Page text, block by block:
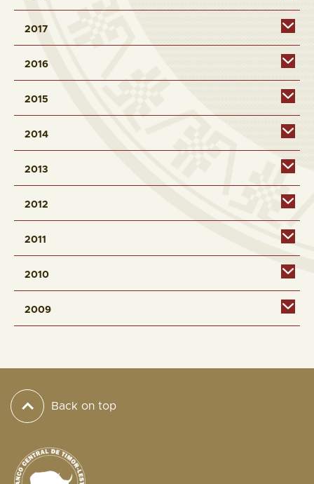
2017
2016
2015
2014
2013
2012
2011
2010
2009
Back on top